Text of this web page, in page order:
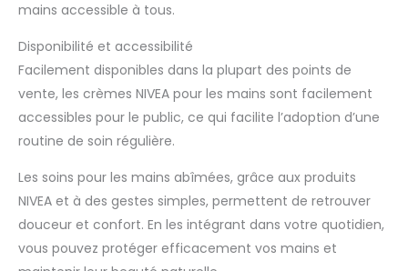
mains accessible à tous.
Disponibilité et accessibilité
Facilement disponibles dans la plupart des points de
vente, les crèmes NIVEA pour les mains sont facilement
accessibles pour le public, ce qui facilite l’adoption d’une
routine de soin régulière.
Les soins pour les mains abîmées, grâce aux produits
NIVEA et à des gestes simples, permettent de retrouver
douceur et confort. En les intégrant dans votre quotidien,
vous pouvez protéger efficacement vos mains et